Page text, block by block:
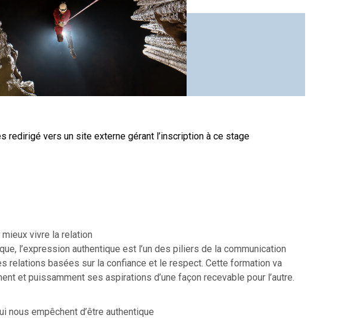
redirigé vers un site externe gérant l’inscription à ce stage
vivre la relation
l’expression authentique est l’un des piliers de la communication
relations basées sur la confiance et le respect. Cette formation va
et puissamment ses aspirations d’une façon recevable pour l’autre.
empêchent d’être authentique